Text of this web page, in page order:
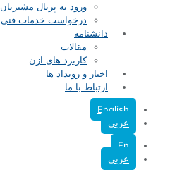
ورود به پرتال مشتریان
درخواست خدمات فنی
دانشنامه
مقالات
کاربرد های ازن
اخبار و رویداد ها
ارتباط با ما
English
عربی
En
عربی